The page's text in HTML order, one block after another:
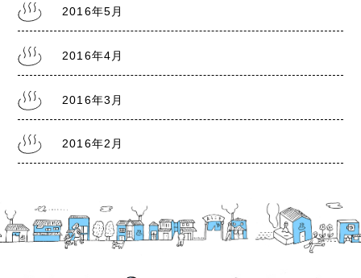
2016年5月
2016年4月
2016年3月
2016年2月